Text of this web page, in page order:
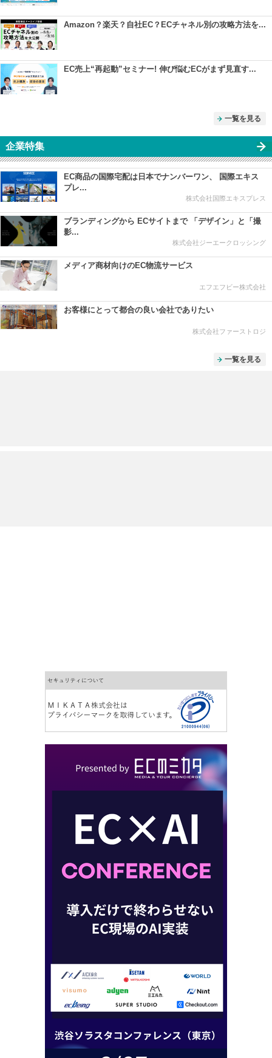
Amazon？楽天？自社EC？ECチャネル別の攻略方法を...
EC売上“再起動”セミナー! 伸び悩むECがまず見直す...
一覧を見る
企業特集
EC商品の国際宅配は日本でナンバーワン、 国際エキス
プレ...
株式会社国際エキスプレス
ブランディングから ECサイトまで 「デザイン」と「撮
影...
株式会社ジーエークロッシング
メディア商材向けのEC物流サービス
エフエフビー株式会社
お客様にとって都合の良い会社でありたい
株式会社ファーストロジ
一覧を見る